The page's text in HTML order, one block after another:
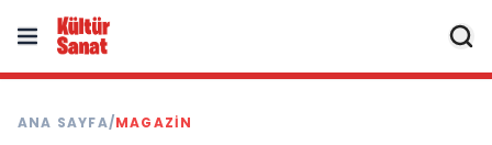
ANA SAYFA/MAGAZIN